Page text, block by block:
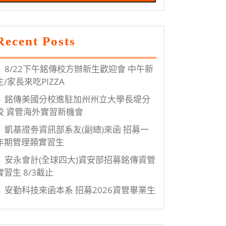
Posts
8/22下午銘傳校方辦新生歡迎會 中午新
/家長來吃PIZZA
銘傳美國分校進駐加州州立大學長堤分
資管海外實習新機會
凱基證劵資訊部系友(副總)來函 招募一
期管理類實習生
安永會計(全球四大)資安部招募銘傳資管
習生 8/3截止
安勤科技來函本系 招募2026資管畢業生